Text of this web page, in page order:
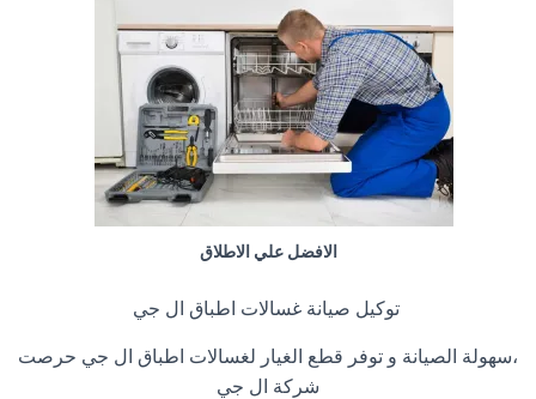
الافضل علي الاطلاق
توكيل صيانة غسالات اطباق ال جي
،سهولة الصيانة و توفر قطع الغيار لغسالات اطباق ال جي حرصت
شركة ال جي